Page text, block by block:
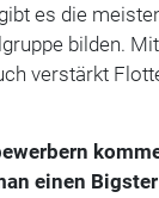
es die
bilden.
verstärkt
einen